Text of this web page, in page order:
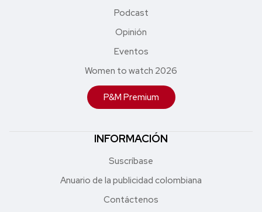
Podcast
Opinión
Eventos
Women to watch 2026
P&M Premium
INFORMACIÓN
Suscríbase
Anuario de la publicidad colombiana
Contáctenos